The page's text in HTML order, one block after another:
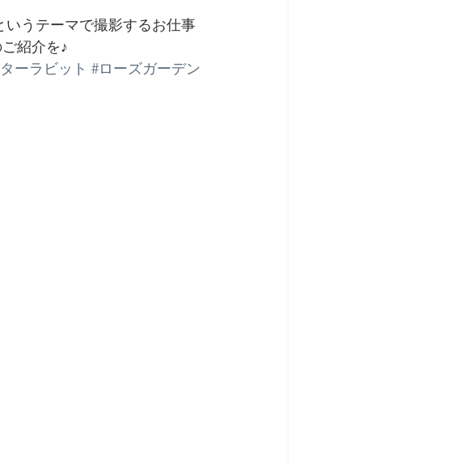
紹介を♪
ーラビット #ローズガーデン